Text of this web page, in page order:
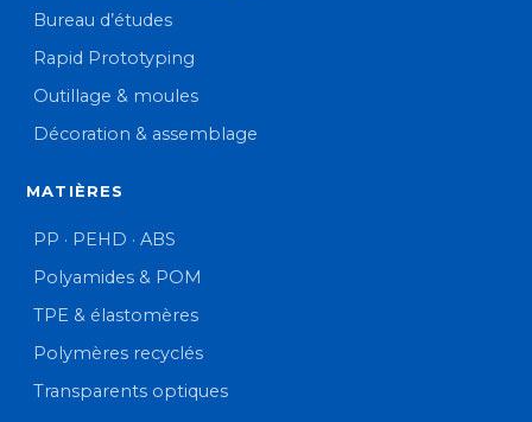
Bureau d’études
Rapid Prototyping
Outillage & moules
Décoration & assemblage
MATIÈRES
PP · PEHD · ABS
Polyamides & POM
TPE & élastomères
Polymères recyclés
Transparents optiques